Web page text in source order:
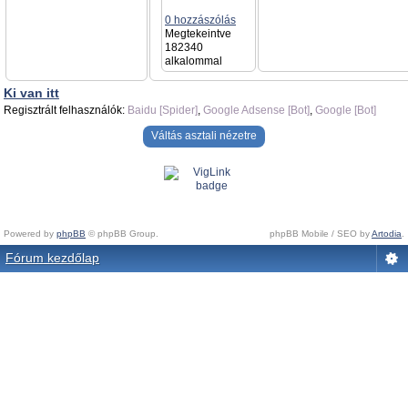
0 hozzászólás
Megtekeintve
182340
alkalommal
Ki van itt
Regisztrált felhasználók: Baidu [Spider], Google Adsense [Bot], Google [Bot]
Váltás asztali nézetre
Powered by phpBB © phpBB Group. phpBB Mobile / SEO byArtodia.
Fórum kezdőlap